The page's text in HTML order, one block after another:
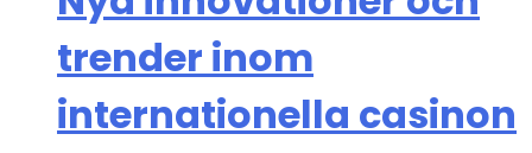
trender inom
internationella casinon